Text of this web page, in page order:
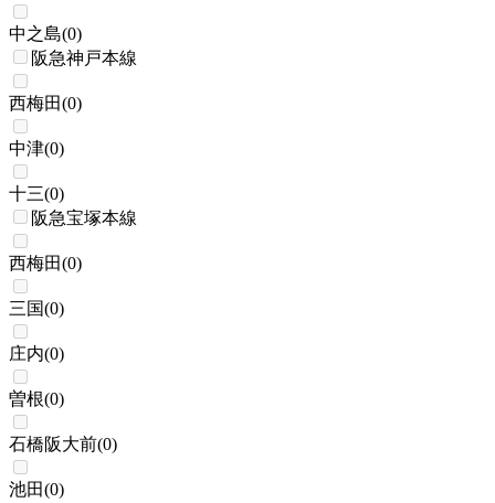
中之島(0)
阪急神戸本線
西梅田(0)
中津(0)
十三(0)
阪急宝塚本線
西梅田(0)
三国(0)
庄内(0)
曽根(0)
石橋阪大前(0)
池田(0)